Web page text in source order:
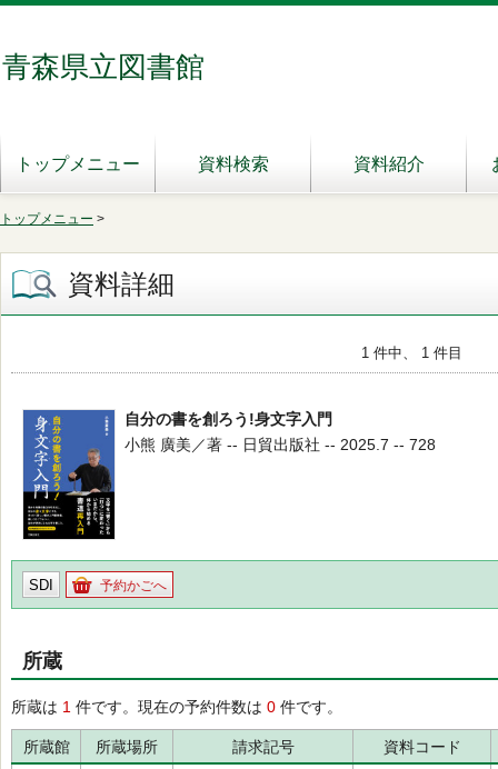
青森県立図書館
トップメニュー 資料検索 資料紹介
トップメニュー >
資料詳細
1 件中、 1 件目
自分の書を創ろう!身文字入門
小熊 廣美／著 -- 日貿出版社 -- 2025.7 -- 728
SDI 予約かごへ
所蔵
所蔵は 1 件です。現在の予約件数は 0 件です。
所蔵館 所蔵場所 請求記号 資料コード